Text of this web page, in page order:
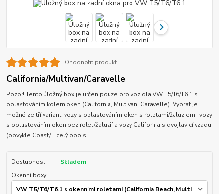
Ohodnotit produkt
California/Multivan/Caravelle
Pozor! Tento úložný box je určen pouze pro vozidla VW T5/T6/T6.1 s
oplastováním kolem oken (California, Multivan, Caravelle). Vybrat je
možné ze tří variant: vozy s oplastováním oken s roletami/žaluziemi, vozy
s oplastováním oken bez rolet/žaluzií a vozy California s dvojlavicí vzadu
(obvykle Coast/... celý popis
Dostupnost
Skladem
Okenní boxy